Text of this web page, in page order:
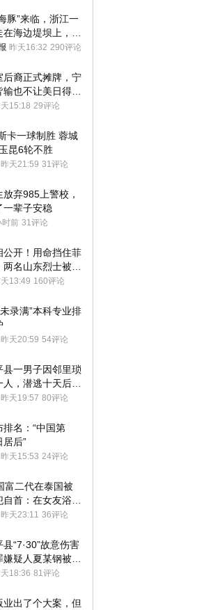
豚”来临，浙江一
海边堤坝上，其
被巨浪卷入海
昨天16:32 290评论
后裔正式摊牌，宁
输也不让美日得
关键
15:18 29评论
卡一球制胜 蓉城
昆6轮不胜
昨天21:59 31评论
弃985上警校，
一辈子安稳
时前 31评论
公开！用命挡住菲
名山东烈士被授
荣誉
13:49 160评论
录满”本科专业排
昨天20:59 54评论
县一男子因邻里琐
，潜逃十天后在
一片玉米地里落
昨天19:57 80评论
排名：“中国第
居后”
昨天15:53 24评论
富二代在泰国被
首：在女友浴室
昨天23:11 36评论
“7·30”故意伤害
疑人夏某钢被抓
18:36 81评论
业出了个大案，但